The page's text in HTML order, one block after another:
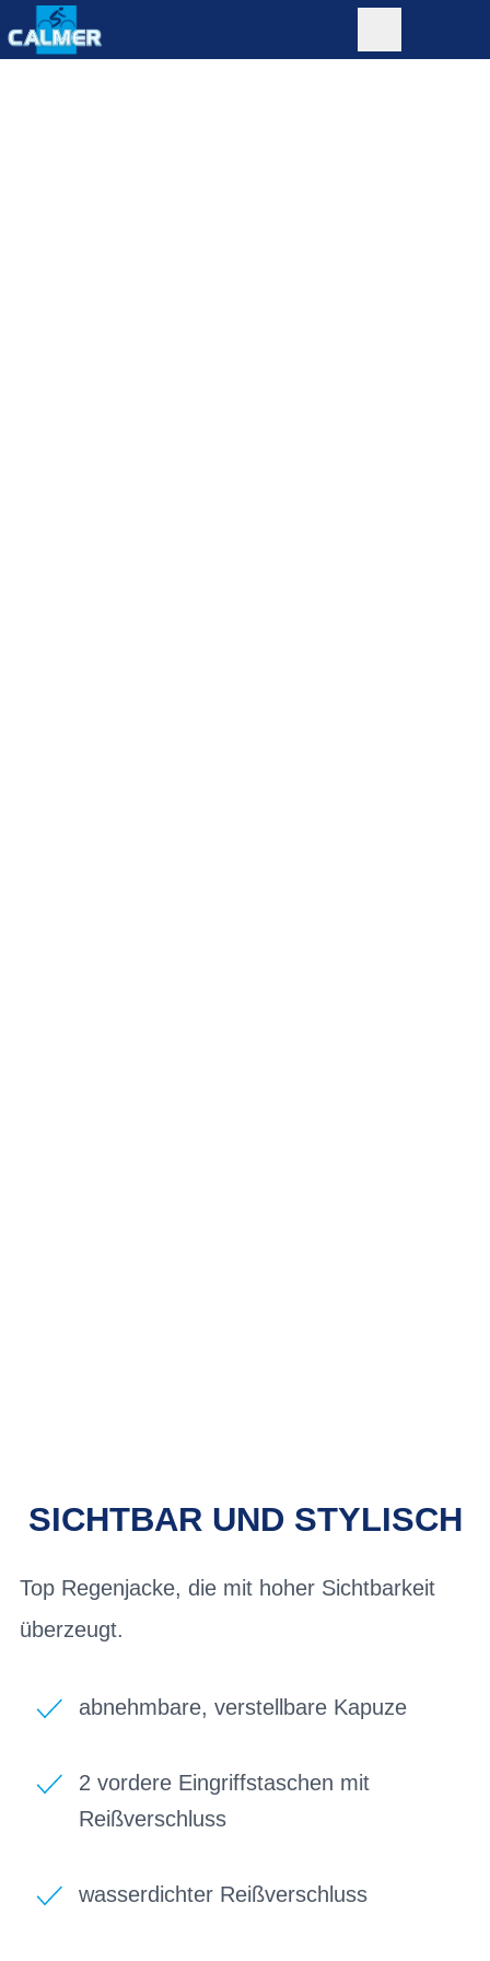
SICHTBAR UND STYLISCH
Top Regenjacke, die mit hoher Sichtbarkeit
überzeugt.
abnehmbare, verstellbare Kapuze
2 vordere Eingriffstaschen mit
Reißverschluss
wasserdichter Reißverschluss